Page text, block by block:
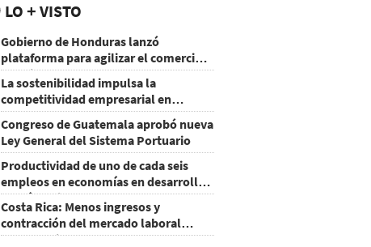
LO + VISTO
Gobierno de Honduras lanzó
plataforma para agilizar el comercio
exterior
La sostenibilidad impulsa la
competitividad empresarial en
Guatemala
Congreso de Guatemala aprobó nueva
Ley General del Sistema Portuario
Productividad de uno de cada seis
empleos en economías en desarrollo
podría mejorar por la IA
Costa Rica: Menos ingresos y
contracción del mercado laboral
causan baja del consumo